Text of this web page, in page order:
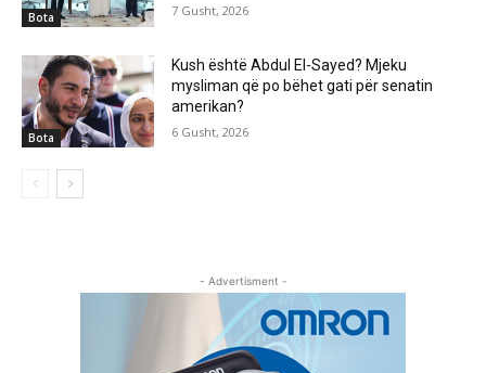
Bota 7 Gusht, 2026
Bota
Kush është Abdul El-Sayed? Mjeku
mysliman që po bëhet gati për senatin
amerikan?
6 Gusht, 2026
- Advertisment -